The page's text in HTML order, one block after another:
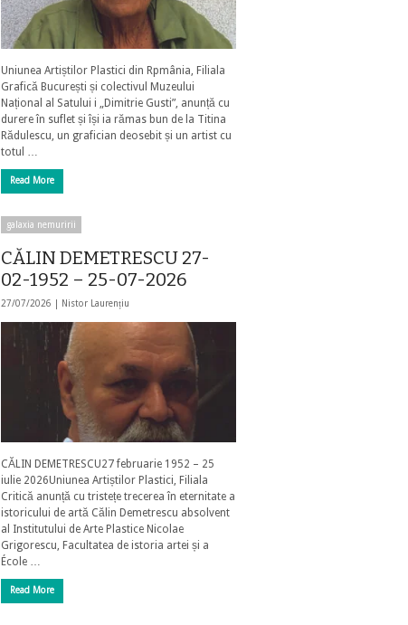
Uniunea Artiștilor Plastici din Rpmânia, Filiala
Grafică București și colectivul Muzeului
Național al Satului i „Dimitrie Gusti”, anunță cu
durere în suflet și își ia rămas bun de la Titina
Rădulescu, un grafician deosebit și un artist cu
totul …
Read More
galaxia nemuririi
CĂLIN DEMETRESCU 27-
02-1952 – 25-07-2026
27/07/2026 | Nistor Laurențiu
CĂLIN DEMETRESCU27 februarie 1952 – 25
iulie 2026Uniunea Artiștilor Plastici, Filiala
Critică anunță cu tristețe trecerea în eternitate a
istoricului de artă Călin Demetrescu absolvent
al Institutului de Arte Plastice Nicolae
Grigorescu, Facultatea de istoria artei și a
École …
Read More